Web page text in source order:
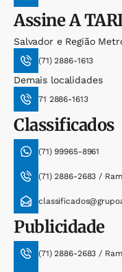
AssineA
Salvador e Região
(71) 2886-1613
Demais localidades
71 2886-1613
Classificados
(71) 99965-8961
(71) 2886-2683 /
Publicidade
(71) 2886-2683 /